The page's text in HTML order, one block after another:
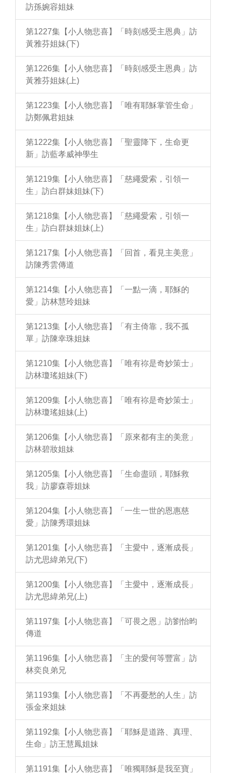
訪孫婉容姐妹
第1227集【小人物悲喜】「時刻感受主恩典」訪
黃雅芬姐妹(下)
第1226集【小人物悲喜】「時刻感受主恩典」訪
黃雅芬姐妹(上)
第1223集【小人物悲喜】「唯有耶穌掌管生命」
訪鄭佩君姐妹
第1222集【小人物悲喜】「聖靈降下，生命更
新」訪藍孝威神學生
第1219集【小人物悲喜】「慈繩愛索，引領一
生」訪白群妹姐妹(下)
第1218集【小人物悲喜】「慈繩愛索，引領一
生」訪白群妹姐妹(上)
第1217集【小人物悲喜】「回首，看見主美意」
訪陳秀雲傳道
第1214集【小人物悲喜】「一點一滴，耶穌的
愛」訪林慧玲姐妹
第1213集【小人物悲喜】「有主倚靠，我不孤
單」訪陳幸珠姐妹
第1210集【小人物悲喜】「唯有祢是奇妙策士」
訪林瓊瑤姐妹(下)
第1209集【小人物悲喜】「唯有祢是奇妙策士」
訪林瓊瑤姐妹(上)
第1206集【小人物悲喜】「原來都有主的美意」
訪林碧妝姐妹
第1205集【小人物悲喜】「生命盡頭，耶穌救
我」訪廖森蓉姐妹
第1204集【小人物悲喜】「一生一世的恩惠慈
愛」訪陳秀環姐妹
第1201集【小人物悲喜】「主愛中，逐漸成長」
訪尤思緯弟兄(下)
第1200集【小人物悲喜】「主愛中，逐漸成長」
訪尤思緯弟兄(上)
第1197集【小人物悲喜】「可畏之恩」訪劉怡昀
傳道
第1196集【小人物悲喜】「主的愛何等豐富」訪
林奕良弟兄
第1193集【小人物悲喜】「不再憂愁的人生」訪
張金來姐妹
第1192集【小人物悲喜】「耶穌是道路、真理、
生命」訪王慧鳳姐妹
第1191集【小人物悲喜】「唯獨耶穌是我至寶」